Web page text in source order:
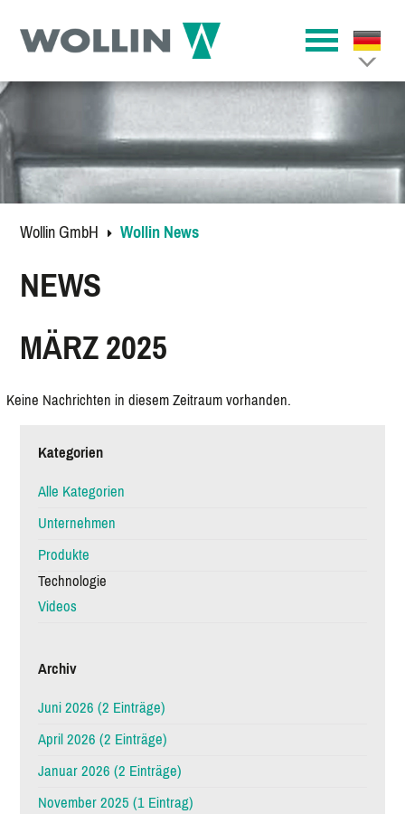
Wollin GmbH Wollin News
NEWS
MÄRZ 2025
Keine Nachrichten in diesem Zeitraum vorhanden.
Kategorien
Alle Kategorien
Unternehmen
Produkte
Technologie
Videos
Archiv
Juni 2026 (2 Einträge)
April 2026 (2 Einträge)
Januar 2026 (2 Einträge)
November 2025 (1 Eintrag)